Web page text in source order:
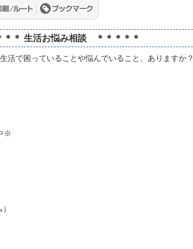
＊＊ 生活お悩み相談 ＊＊＊＊＊
活で困っていることや悩んでいること、ありますか？
※